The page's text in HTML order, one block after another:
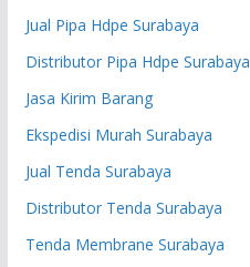
Jual Pipa Hdpe Surabaya
Distributor Pipa Hdpe Surabaya
Jasa Kirim Barang
Ekspedisi Murah Surabaya
Jual Tenda Surabaya
Distributor Tenda Surabaya
Tenda Membrane Surabaya